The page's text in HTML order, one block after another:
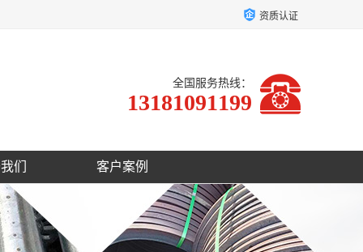
资质认证
全国服务热线：
13181091199
们 客户案例